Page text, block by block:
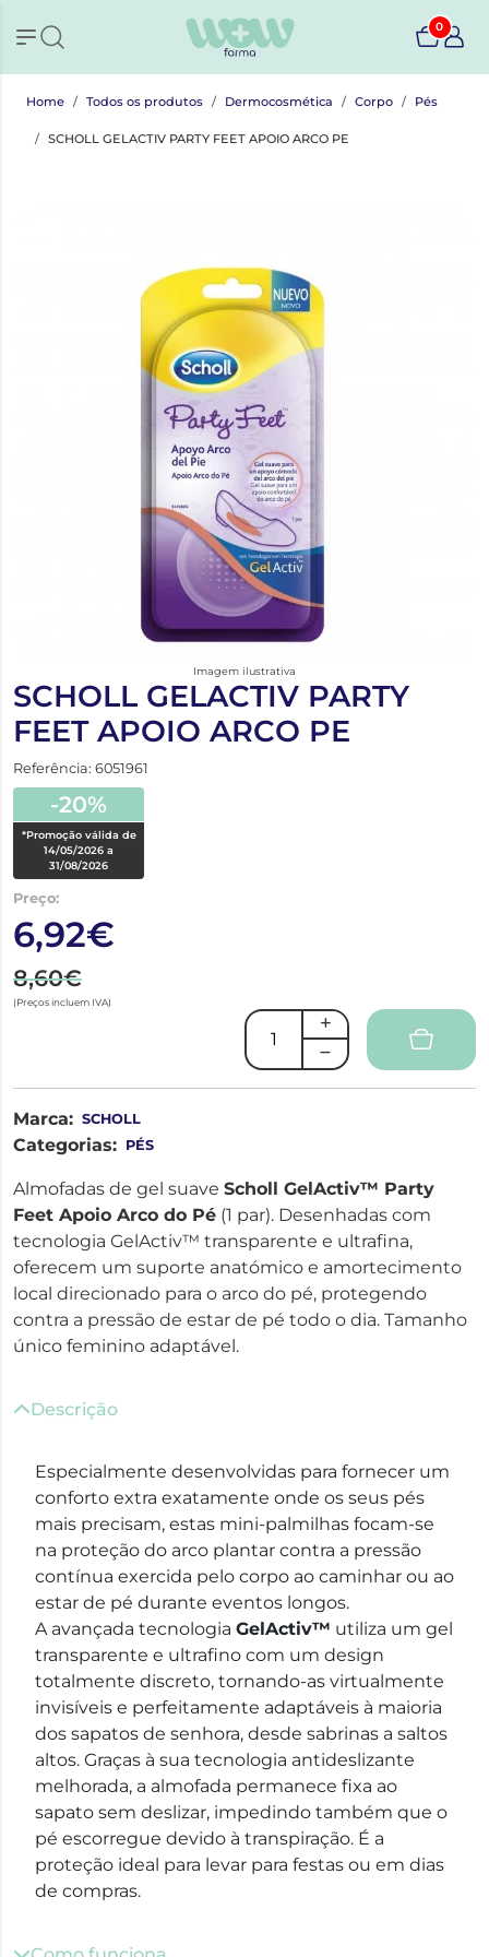
0
Home Todos os produtos Dermocosmética Corpo Pés
SCHOLL GELACTIV PARTY FEET APOIO ARCO PE
Imagem ilustrativa
SCHOLL GELACTIV PARTY
FEET APOIO ARCO PE
Referência: 6051961
-20%
*Promoção válida de
14/05/2026 a
31/08/2026
Preço:
6,92€
8,60€
(Preços incluem IVA)
Marca: SCHOLL
Categorias: PÉS
Almofadas de gel suave Scholl GelActiv™ Party
Feet Apoio Arco do Pé (1 par). Desenhadas com
tecnologia GelActiv™ transparente e ultrafina,
oferecem um suporte anatómico e amortecimento
local direcionado para o arco do pé, protegendo
contra a pressão de estar de pé todo o dia. Tamanho
único feminino adaptável.
Descrição
Especialmente desenvolvidas para fornecer um
conforto extra exatamente onde os seus pés
mais precisam, estas mini-palmilhas focam-se
na proteção do arco plantar contra a pressão
contínua exercida pelo corpo ao caminhar ou ao
estar de pé durante eventos longos.
A avançada tecnologia GelActiv™ utiliza um gel
transparente e ultrafino com um design
totalmente discreto, tornando-as virtualmente
invisíveis e perfeitamente adaptáveis à maioria
dos sapatos de senhora, desde sabrinas a saltos
altos. Graças à sua tecnologia antideslizante
melhorada, a almofada permanece fixa ao
sapato sem deslizar, impedindo também que o
pé escorregue devido à transpiração. É a
proteção ideal para levar para festas ou em dias
de compras.